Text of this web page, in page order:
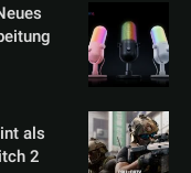
als
2